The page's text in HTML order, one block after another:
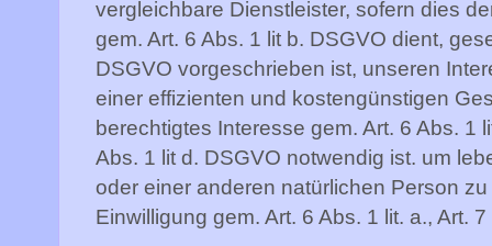
vergleichbare Dienstleister, sofern dies
gem. Art. 6 Abs. 1 lit b. DSGVO dient,
DSGVO vorgeschrieben ist, unseren
einer effizienten und kostengünstigen
berechtigtes Interesse gem. Art. 6 Abs. 1
Abs. 1 lit d. DSGVO notwendig ist. um
oder einer anderen natürlichen Person
Einwilligung gem. Art. 6 Abs. 1 lit. a., Art.